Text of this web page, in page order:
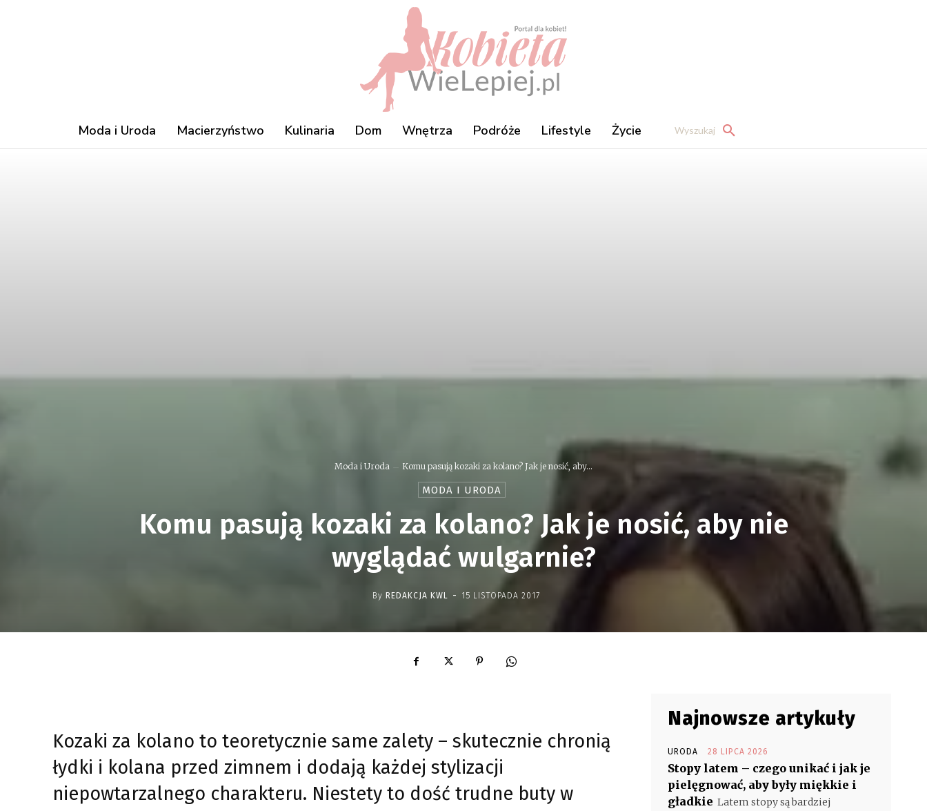
Moda i Uroda Macierzyństwo Kulinaria Dom Wnętrza Podróże Lifestyle Życie Wyszukaj
Moda i Uroda Komu pasują kozaki za kolano? Jak je nosić, aby...
MODA I URODA
Komu pasują kozaki za kolano? Jak je nosić, aby nie
wyglądać wulgarnie?
By REDAKCJA KWL - 15 LISTOPADA 2017
Kozaki za kolano to teoretycznie same zalety – skutecznie chronią
łydki i kolana przed zimnem i dodają każdej stylizacji
niepowtarzalnego charakteru. Niestety to dość trudne buty w
Najnowsze artykuły
URODA 28 LIPCA 2026
Stopy latem – czego unikać i jak je
pielęgnować, aby były miękkie i
gładkie Latem stopy są bardziej